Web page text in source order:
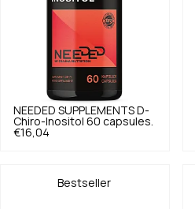
NEEDED SUPPLEMENTS D-
Chiro-Inositol 60 capsules.
€16,04
Bestseller